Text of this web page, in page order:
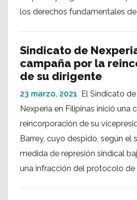
los derechos fundamentales
Sindicato de
campaña por la
de su dirigente
23 marzo, 2021 El Sindicato
Nexperia en Filipinas inició una
reincorporación de su
Barrey, cuyo despido, según el
medida de represión sindical
una infracción del protocolo de